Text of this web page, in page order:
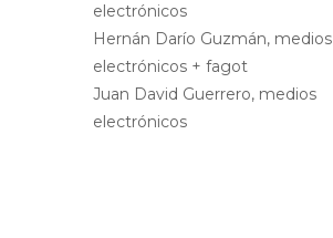
electrónicos
Hernán Darío Guzmán, medios
electrónicos + fagot
Juan David Guerrero, medios
electrónicos